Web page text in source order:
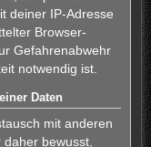
deiner IP-Adresse
Browser-
Gefahrenabwehr
notwendig ist.
Daten
mit anderen
daher bewusst,